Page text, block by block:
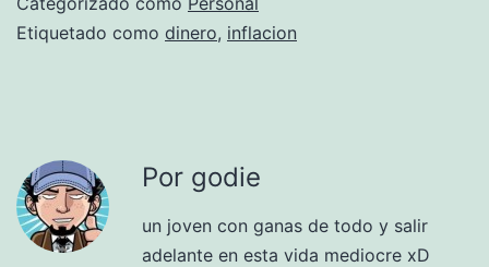
Etiquetado como dinero, inflacion
Por godie
un joven con ganas de todo y salir
adelante en esta vida mediocre xD